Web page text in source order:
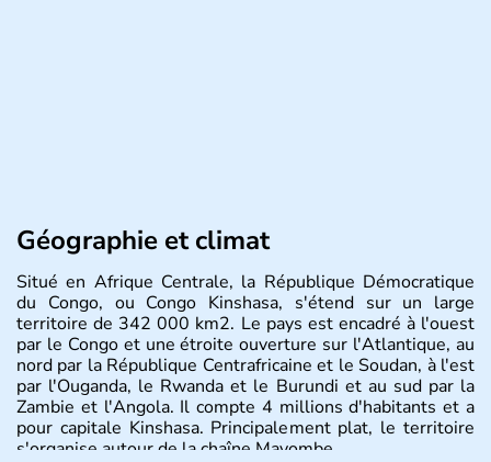
Géographie et climat
Situé en Afrique Centrale, la République Démocratique
du Congo, ou Congo Kinshasa, s'étend sur un large
territoire de 342 000 km2. Le pays est encadré à l'ouest
par le Congo et une étroite ouverture sur l'Atlantique, au
nord par la République Centrafricaine et le Soudan, à l'est
par l'Ouganda, le Rwanda et le Burundi et au sud par la
Zambie et l'Angola. Il compte 4 millions d'habitants et a
pour capitale Kinshasa. Principalement plat, le territoire
s'organise autour de la chaîne Mayombe.